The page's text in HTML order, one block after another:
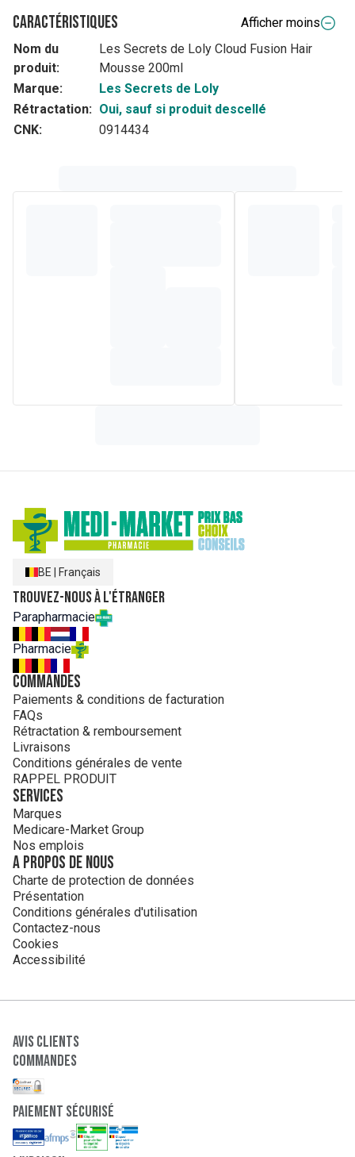
Caractéristiques
Afficher moins
Nom du
produit:
Les Secrets de Loly Cloud Fusion Hair
Mousse 200ml
Marque:
Les Secrets de Loly
Rétractation: Oui, sauf si produit descellé
CNK:
0914434
BE Français
Trouvez-nous à l'étranger
Parapharmacie
Pharmacie
Commandes
Paiements & conditions de facturation
FAQs
Rétractation & remboursement
Livraisons
Conditions générales de vente
RAPPEL PRODUIT
Services
Marques
Medicare-Market Group
Nos emplois
A propos de nous
Charte de protection de données
Présentation
Conditions générales d'utilisation
Contactez-nous
Cookies
Accessibilité
Avis clients
Commandes
paiement sécurisé